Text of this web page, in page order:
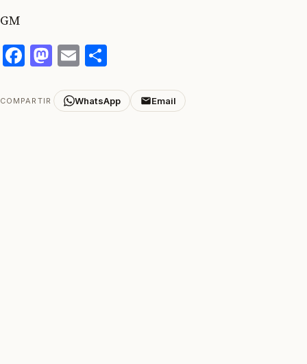
GM
Facebook
Mastodon
Email
COMPARTIR WhatsApp Email